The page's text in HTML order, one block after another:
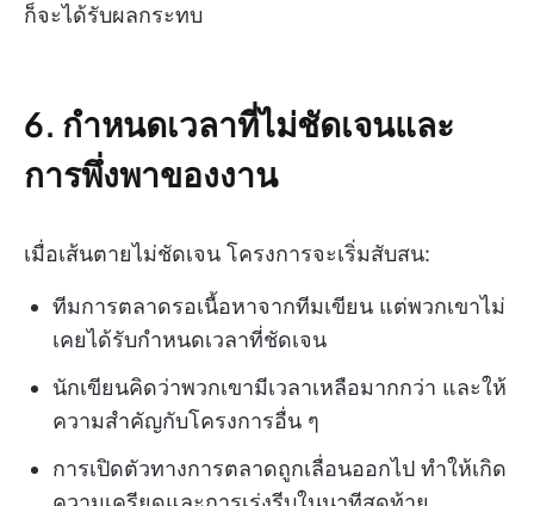
ก็จะได้รับผลกระทบ
6. กำหนดเวลาที่ไม่ชัดเจนและ
การพึ่งพาของงาน
เมื่อเส้นตายไม่ชัดเจน โครงการจะเริ่มสับสน:
ทีมการตลาดรอเนื้อหาจากทีมเขียน แต่พวกเขาไม่
เคยได้รับกำหนดเวลาที่ชัดเจน
นักเขียนคิดว่าพวกเขามีเวลาเหลือมากกว่า และให้
ความสำคัญกับโครงการอื่น ๆ
การเปิดตัวทางการตลาดถูกเลื่อนออกไป ทำให้เกิด